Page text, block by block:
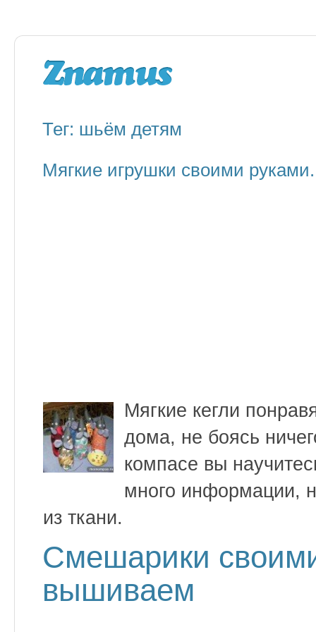
Тег: шьём детям
Мягкие игрушки своими
Мягкие кегли
дома, не боясь
компасе вы
много информации,
из ткани.
Смешарики
вышиваем